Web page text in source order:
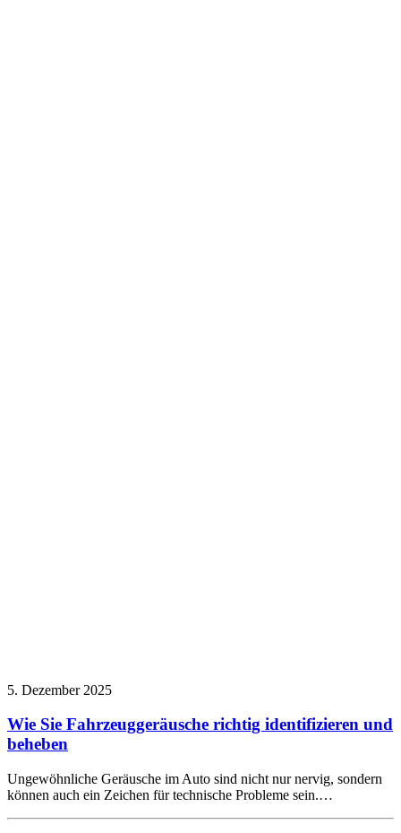
5. Dezember 2025
Wie Sie Fahrzeuggeräusche richtig identifizieren und
beheben
Ungewöhnliche Geräusche im Auto sind nicht nur nervig, sondern
können auch ein Zeichen für technische Probleme sein.…